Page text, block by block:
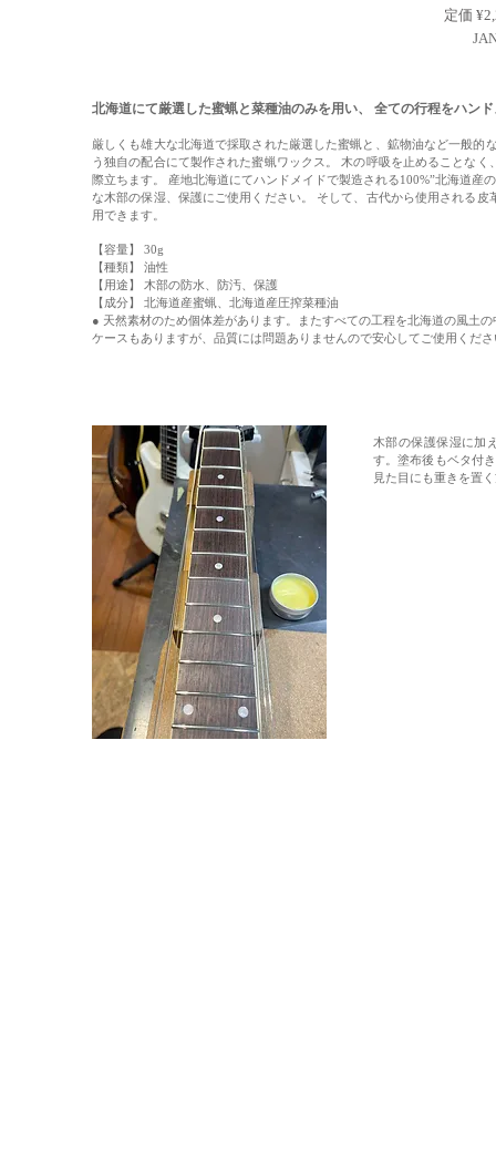
定価
北海道にて厳選した蜜蝋と菜種油のみを用い、 全ての行程をハン
厳しくも雄大な北海道で採取された厳選した蜜蝋と、鉱物油など一般
う独自の配合にて製作された蜜蝋ワックス。 木の呼吸を止めることなく
際立ちます。 産地北海道にてハンドメイドで製造される100%”北海道産
な木部の保湿、保護にご使用ください。 そして、古代から使用される
用でき ます。
【容量】 30g
【種類】 油性
​【用途】 木部の防水、防汚、保護
​【成分】 北海道産蜜蝋、北海道産圧搾菜種油
● 天然素材のため個体差があります。またすべての工程を北海道の風土
ケースもありますが、品質には問題ありませんので安心してご使用くださ
木部の保護保湿に加
す。塗布後もベタ付
見た目にも重きを置